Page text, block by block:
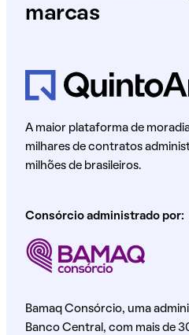
marcas
A maior plataforma de
milhares de contratos
milhões de brasileiros.
Consórcio administrado por:
Bamaq Consórcio, uma
Banco Central, com mais de